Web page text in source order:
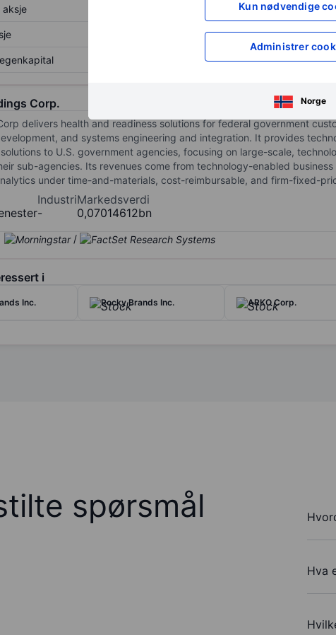
Kun nødvendige
Administrer
Norge
aksje
Corp.
delivers health and readiness solutions for federal government
and systems engineering and integration. It provides
to U.S. government agencies, focusing on large-scale,
sub-agencies. Its revenues come from technology-enabled
under time-and-materials, cost-reimbursable, and firm-fixed-
Industri
-
Markedsverdi
0,07014612bn
/
i
Inc. Rocky Brands Inc. ARKO Corp.
spørsmål
Hva